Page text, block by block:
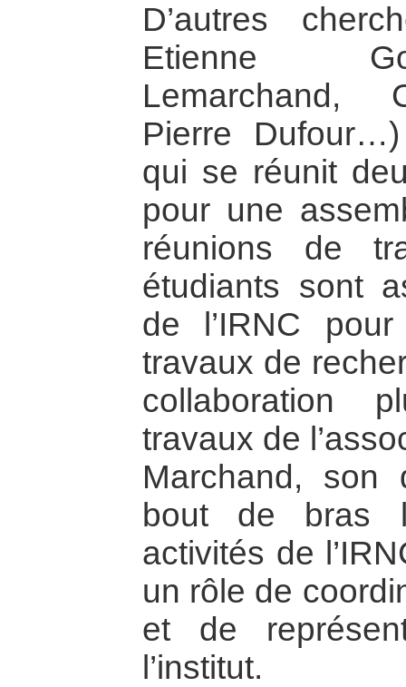
D’autres
Etienne
Lemarchand,
Pierre
qui se réunit
pour une
réunions de
étudiants sont
de l’IRNC
travaux de
collaboration
travaux de
Marchand, son
bout de bras
activités de
un rôle de
et de
l’institut.